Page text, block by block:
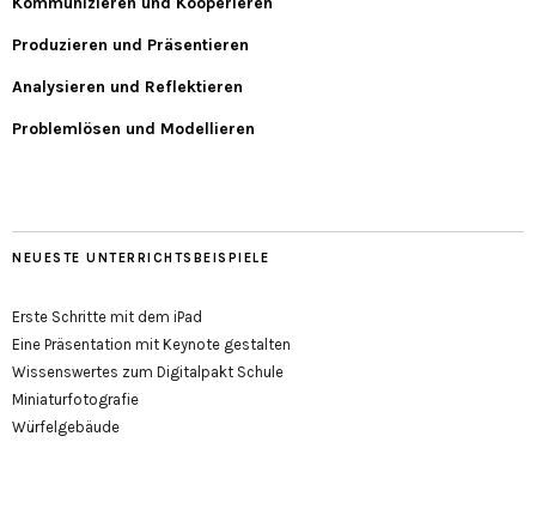
Produzieren und Präsentieren
Analysieren und Reflektieren
Problemlösen und Modellieren
NEUESTE UNTERRICHTSBEISPIELE
Erste Schritte mit dem iPad
Eine Präsentation mit Keynote gestalten
Wissenswertes zum Digitalpakt Schule
Miniaturfotografie
Würfelgebäude